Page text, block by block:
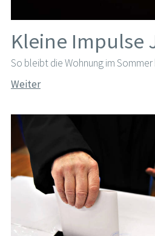
Kleine Impulse
So bleibt die Wohnung im Sommer
Weiter